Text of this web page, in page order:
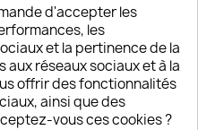
6/7J de 10h à 18H
d'accepter les
les
et la pertinence de la
réseaux sociaux et à la
offrir des fonctionnalités
ainsi que des
vous ces cookies ?